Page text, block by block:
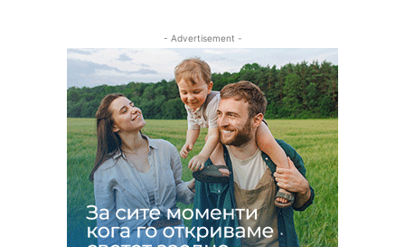
- Advertisement -